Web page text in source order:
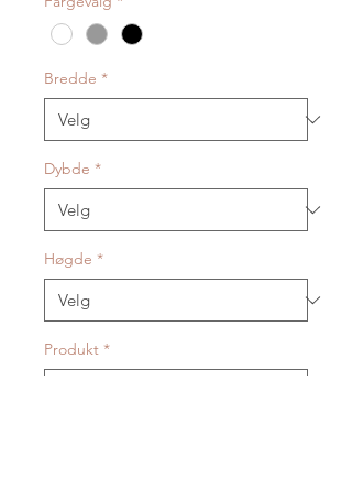
Bredde *
Dybde *
Høgde *
Produkt *